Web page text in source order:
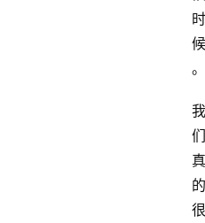
时
候
。
我
们
真
的
很